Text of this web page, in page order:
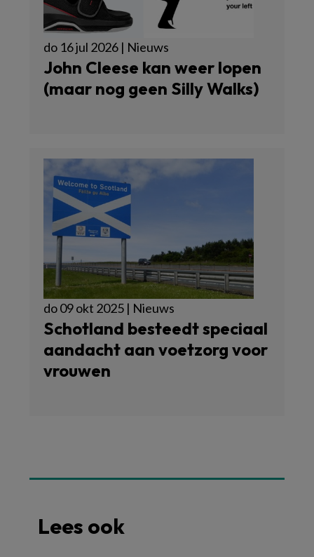
do 16 jul 2026 | Nieuws
John Cleese kan weer lopen
(maar nog geen Silly Walks)
do 09 okt 2025 | Nieuws
Schotland besteedt speciaal
aandacht aan voetzorg voor
vrouwen
Lees ook